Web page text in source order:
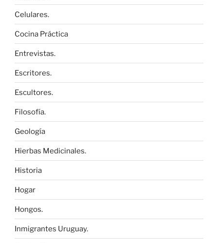
Celulares.
Cocina Práctica
Entrevistas.
Escritores.
Escultores.
Filosofía.
Geología
Hierbas Medicinales.
Historia
Hogar
Hongos.
Inmigrantes Uruguay.